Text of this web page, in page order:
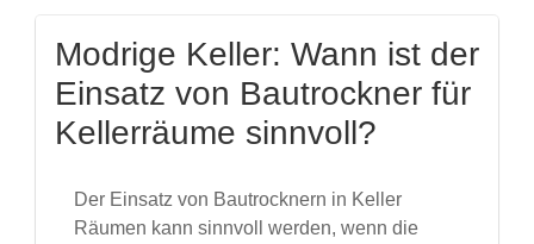
Modrige Keller: Wann ist der
Einsatz von Bautrockner für
Kellerräume sinnvoll?
Der Einsatz von Bautrocknern in Keller
Räumen kann sinnvoll werden, wenn die